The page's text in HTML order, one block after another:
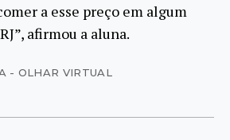
a esse preço em algum
afirmou a aluna.
- OLHAR VIRTUAL